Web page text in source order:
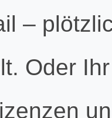
–
Oder